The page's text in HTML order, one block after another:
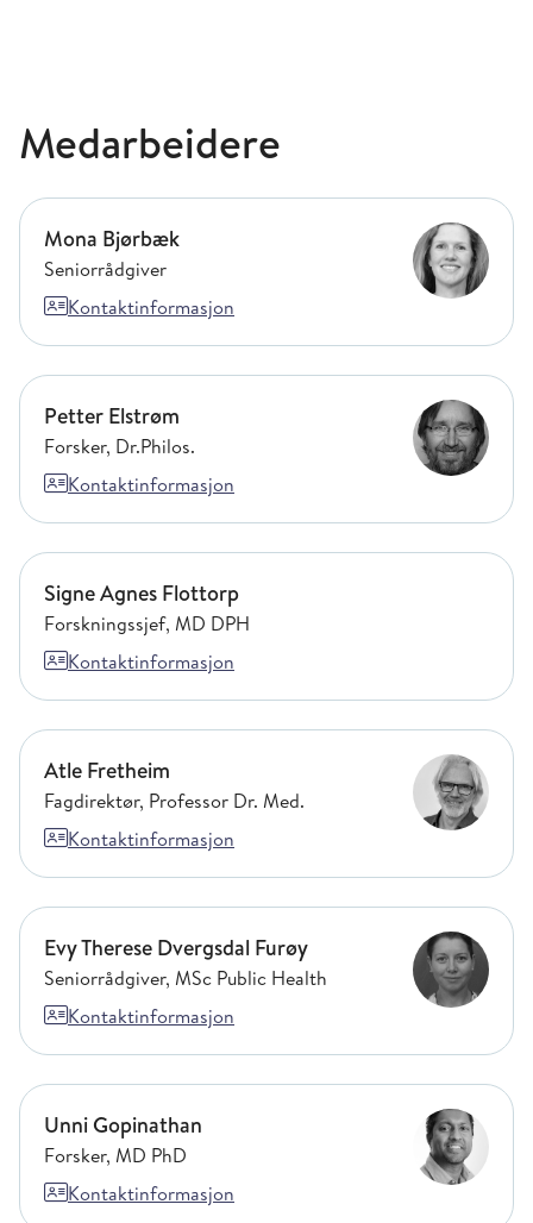
Medarbeidere
Mona Bjørbæk
Mona Bjørbæk
Seniorrådgiver
Kontaktinformasjon
Petter Elstrøm
Petter Elstrøm
Forsker, Dr.philos.
Kontaktinformasjon
Signe Agnes Flottorp
Signe Agnes Flottorp
Forskningssjef, MD DPH
Kontaktinformasjon
Atle Fretheim
Atle Fretheim
Fagdirektør, Professor Dr. Med.
Kontaktinformasjon
Evy Therese Dvergsdal Furøy
Evy Therese Dvergsdal Furøy
Seniorrådgiver, MSc Public Health
Kontaktinformasjon
Unni Gopinathan
Unni Gopinathan
Forsker, MD PhD
Kontaktinformasjon